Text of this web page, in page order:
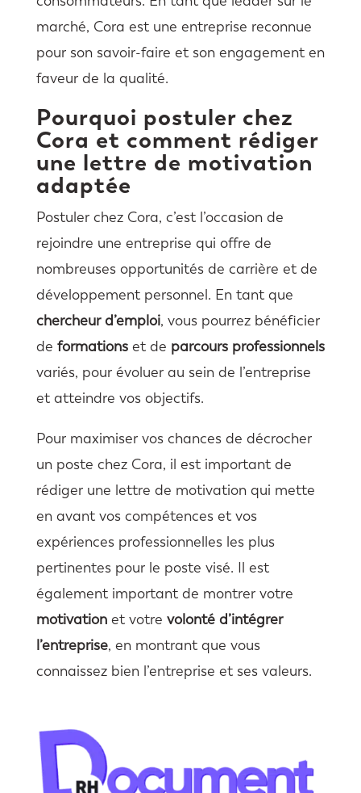
marché, Cora est une entreprise reconnue
pour son savoir-faire et son engagement en
faveur de la qualité.
Pourquoi postuler chez
Cora et comment rédiger
une lettre de motivation
adaptée
Postuler chez Cora, c’est l’occasion de
rejoindre une entreprise qui offre de
nombreuses opportunités de carrière et de
développement personnel. En tant que
chercheur d’emploi, vous pourrez bénéficier
de formationset de parcours professionnels
variés, pour évoluer au sein de l’entreprise
et atteindre vos objectifs.
Pour maximiser vos chances de décrocher
un poste chez Cora, il est important de
rédiger une lettre de motivation qui mette
en avant vos compétences et vos
expériences professionnelles les plus
pertinentes pour le poste visé. Il est
également important de montrer votre
motivationet votre volonté d’intégrer
l’entreprise, en montrant que vous
connaissez bien l’entreprise et ses valeurs.